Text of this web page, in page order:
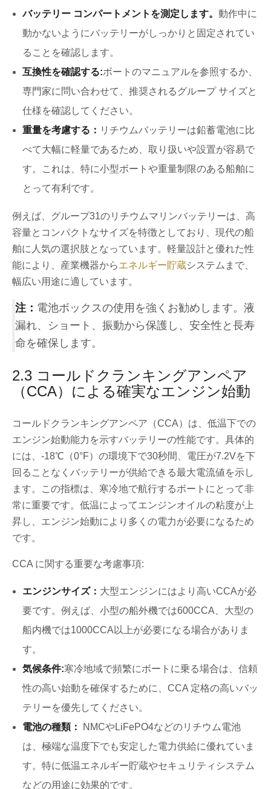
バッテリー コンパートメントを測定します。 動作中に
動かないようにバッテリーがしっかりと固定されてい
ることを確認します。
互換性を確認する:ボートのマニュアルを参照するか、
専門家に問い合わせて、推奨されるグループ サイズと
仕様を確認してください。
重量を考慮する： リチウムバッテリーは鉛蓄電池に比
べて大幅に軽量であるため、取り扱いや設置が容易で
す。これは、特に小型ボートや重量制限のある船舶に
とって有利です。
例えば、グループ31のリチウムマリンバッテリーは、高
容量とコンパクトなサイズを特徴としており、現代の船
舶に人気の選択肢となっています。軽量設計と優れた性
能により、産業機器からエネルギー貯蔵システムまで、
幅広い用途に適しています。
注： 電池ボックスの使用を強くお勧めします。液
漏れ、ショート、振動から保護し、安全性と長寿
命を確保します。
2.3 コールドクランキングアンペア
（CCA）による確実なエンジン始動
コールドクランキングアンペア（CCA）は、低温下での
エンジン始動能力を示すバッテリーの性能です。具体的
には、-18℃（0°F）の環境下で30秒間、電圧が7.2Vを下
回ることなくバッテリーが供給できる最大電流値を示し
ます。この指標は、寒冷地で航行するボートにとって非
常に重要です。低温によってエンジンオイルの粘度が上
昇し、エンジン始動により多くの電力が必要になるため
です。
CCA に関する重要な考慮事項:
エンジンサイズ： 大型エンジンにはより高いCCAが必
要です。例えば、小型の船外機では600CCA、大型の
船内機では1000CCA以上が必要になる場合がありま
す。
気候条件:寒冷地域で頻繁にボートに乗る場合は、信頼
性の高い始動を確保するために、CCA 定格の高いバッ
テリーを優先してください。
電池の種類：
NMCやLiFePO4などのリチウム電池
は、極端な温度下でも安定した電力供給に優れていま
す。特に低温エネルギー貯蔵やセキュリティシステム
などの用途に効果的です。